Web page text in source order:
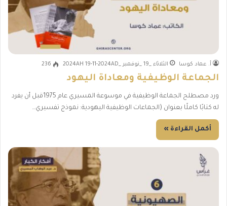
أ. عماد كوسا الثلاثاء _19 _نوفمبر _2024AH 19-11-2024AD 236
الجماعة الوظيفية ومعاداة اليهود
ورد مصطلح الجماعة الوظيفية في موسوعة المسيري عام 1975قبل أن يفرد
له كتابًا كاملًا بعنوان (الجماعات الوظيفية اليهودية: نموذج تفسيري…
أكمل القراءة »